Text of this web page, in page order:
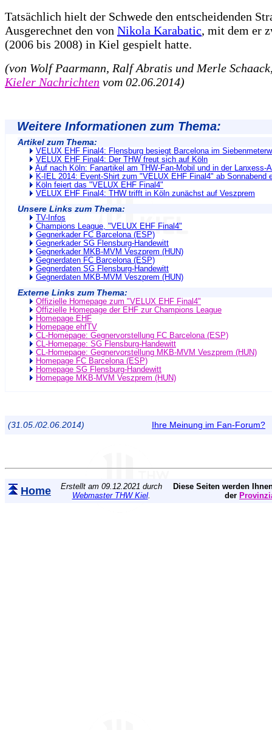
Tatsächlich hielt der Schwede den entscheidenden
Ausgerechnet den von Nikola Karabatic, mit dem er
(2006 bis 2008) in Kiel gespielt hatte.
(von Wolf Paarmann, Ralf Abratis und Merle
Kieler Nachrichten vom 02.06.2014)
Weitere Informationen zum Thema:
Artikel zum Thema:
VELUX EHF Final4: Flensburg besiegt Barcelona im
VELUX EHF Final4: Der THW freut sich auf Köln
Auf nach Köln: Fanartikel am THW-Fan-Mobil und in der Lanxess-
K-IEL 2014: Event-Shirt zum "VELUX EHF Final4" ab Sonnabend
Köln feiert das "VELUX EHF Final4"
VELUX EHF Final4: THW trifft in Köln zunächst auf Veszprem
Unsere Links zum Thema:
TV-Infos
Champions League, "VELUX EHF Final4"
Gegnerkader FC Barcelona (ESP)
Gegnerkader SG Flensburg-Handewitt
Gegnerkader MKB-MVM Veszprem (HUN)
Gegnerdaten FC Barcelona (ESP)
Gegnerdaten SG Flensburg-Handewitt
Gegnerdaten MKB-MVM Veszprem (HUN)
Externe Links zum Thema:
Offizielle Homepage zum "VELUX EHF Final4"
Offizielle Homepage der EHF zur Champions League
Homepage EHF
Homepage ehfTV
CL-Homepage: Gegnervorstellung FC Barcelona (ESP)
CL-Homepage: SG Flensburg-Handewitt
CL-Homepage: Gegnervorstellung MKB-MVM Veszprem (HUN)
Homepage FC Barcelona (ESP)
Homepage SG Flensburg-Handewitt
Homepage MKB-MVM Veszprem (HUN)
(31.05./02.06.2014) Ihre Meinung im Fan-Forum?
Home
Erstellt am 09.12.2021 durch
Webmaster THW Kiel.
Diese Seiten werden
der